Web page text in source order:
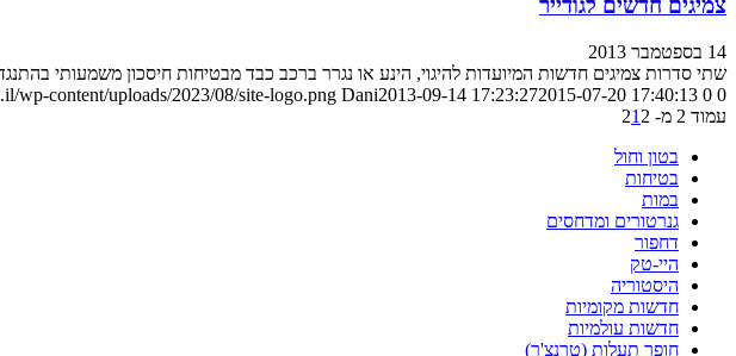
צמיגים חדשים לגודייר
14 בספטמבר 2013
שתי סדרות צמיגים חדשות המיועדות להיגוי, הינע או נגרר ברכב כבד מבטיחות חיסכון משמעותי
0
0
wp-content/uploads/2023/08/site-logo.png Dani2013-09-14 17:23:272015-07-20 17:40:13
עמוד 2 מ- 2
1 2
בטון וחול
בטיחות
במות
גנרטורים ומדחסים
דחפור
היי-טק
היסטוריה
חדשות מקומיות
חדשות עולמיות
חופר תעלות (טרנצ'ר)